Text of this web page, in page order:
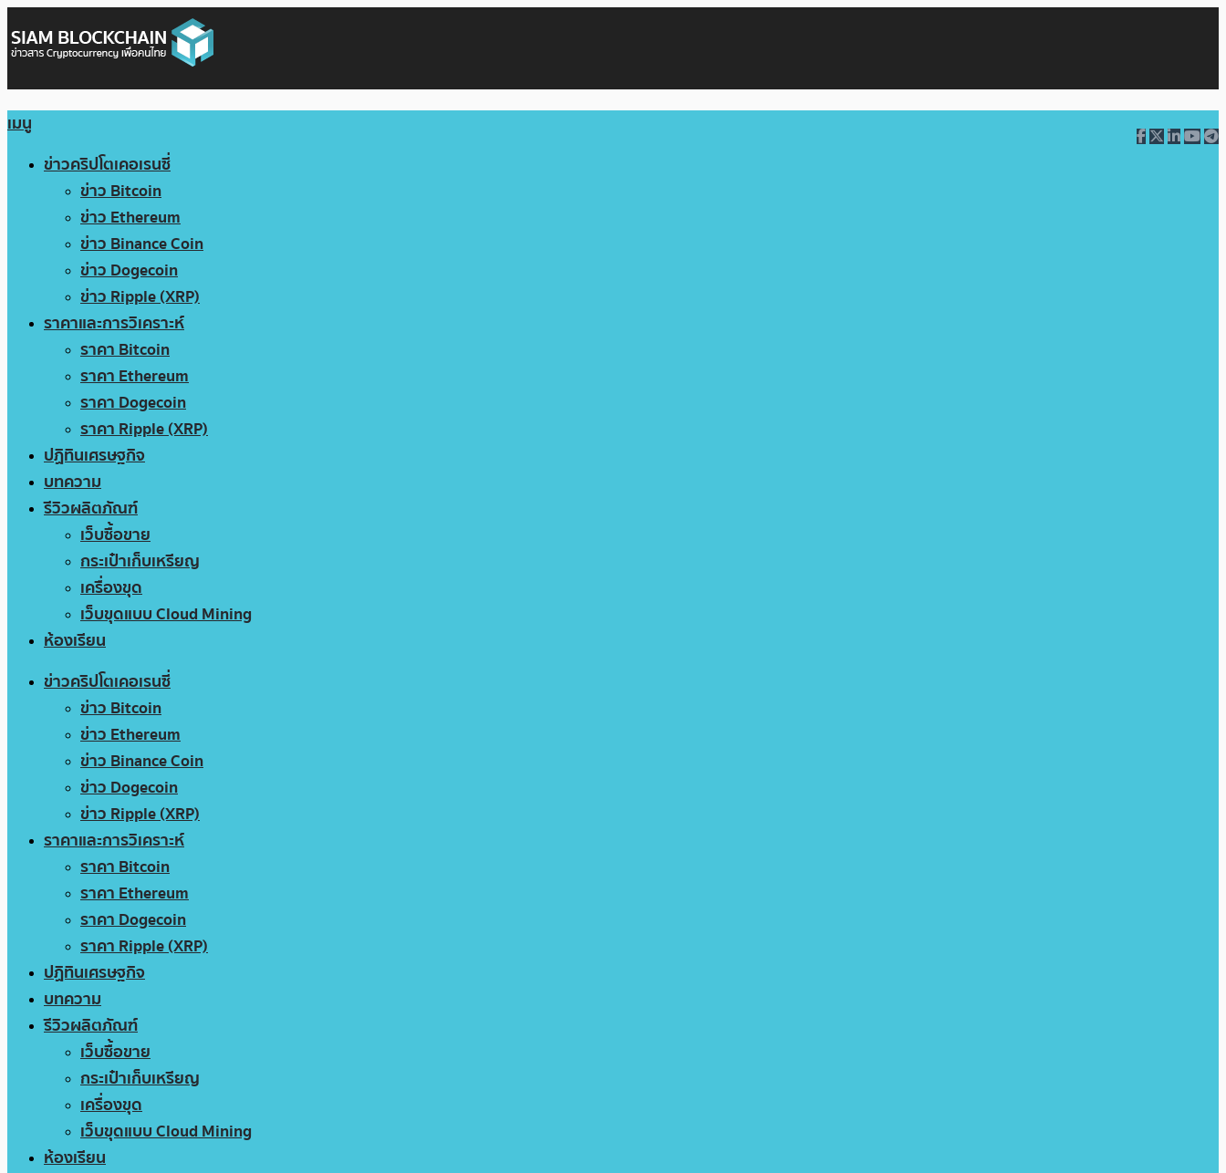
เมนู
ข่าวคริปโตเคอเรนซี่
ข่าว Bitcoin
ข่าว Ethereum
ข่าว Binance Coin
ข่าว Dogecoin
ข่าว Ripple (XRP)
ราคาและการวิเคราะห์
ราคา Bitcoin
ราคา Ethereum
ราคา Dogecoin
ราคา Ripple (XRP)
ปฏิทินเศรษฐกิจ
บทความ
รีวิวผลิตภัณฑ์
เว็บซื้อขาย
กระเป๋าเก็บเหรียญ
เครื่องขุด
เว็บขุดแบบ Cloud Mining
ห้องเรียน
ข่าวคริปโตเคอเรนซี่
ข่าว Bitcoin
ข่าว Ethereum
ข่าว Binance Coin
ข่าว Dogecoin
ข่าว Ripple (XRP)
ราคาและการวิเคราะห์
ราคา Bitcoin
ราคา Ethereum
ราคา Dogecoin
ราคา Ripple (XRP)
ปฏิทินเศรษฐกิจ
บทความ
รีวิวผลิตภัณฑ์
เว็บซื้อขาย
กระเป๋าเก็บเหรียญ
เครื่องขุด
เว็บขุดแบบ Cloud Mining
ห้องเรียน